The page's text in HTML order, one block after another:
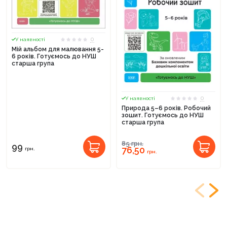
У наявності
0
Мій альбом для малювання 5-
6 років. Готуємось до НУШ
старша група
99 грн.
У наявності
0
Природа 5–6 років. Робочий
зошит. Готуємось до НУШ
старша група
85грн.
76,50 грн.